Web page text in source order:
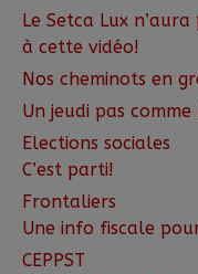
Le Setca Lux
à cette vidéo!
Nos cheminots en
Un jeudi pas
Elections sociales
C’est parti!
Frontaliers
Une info fiscale
CEPPST